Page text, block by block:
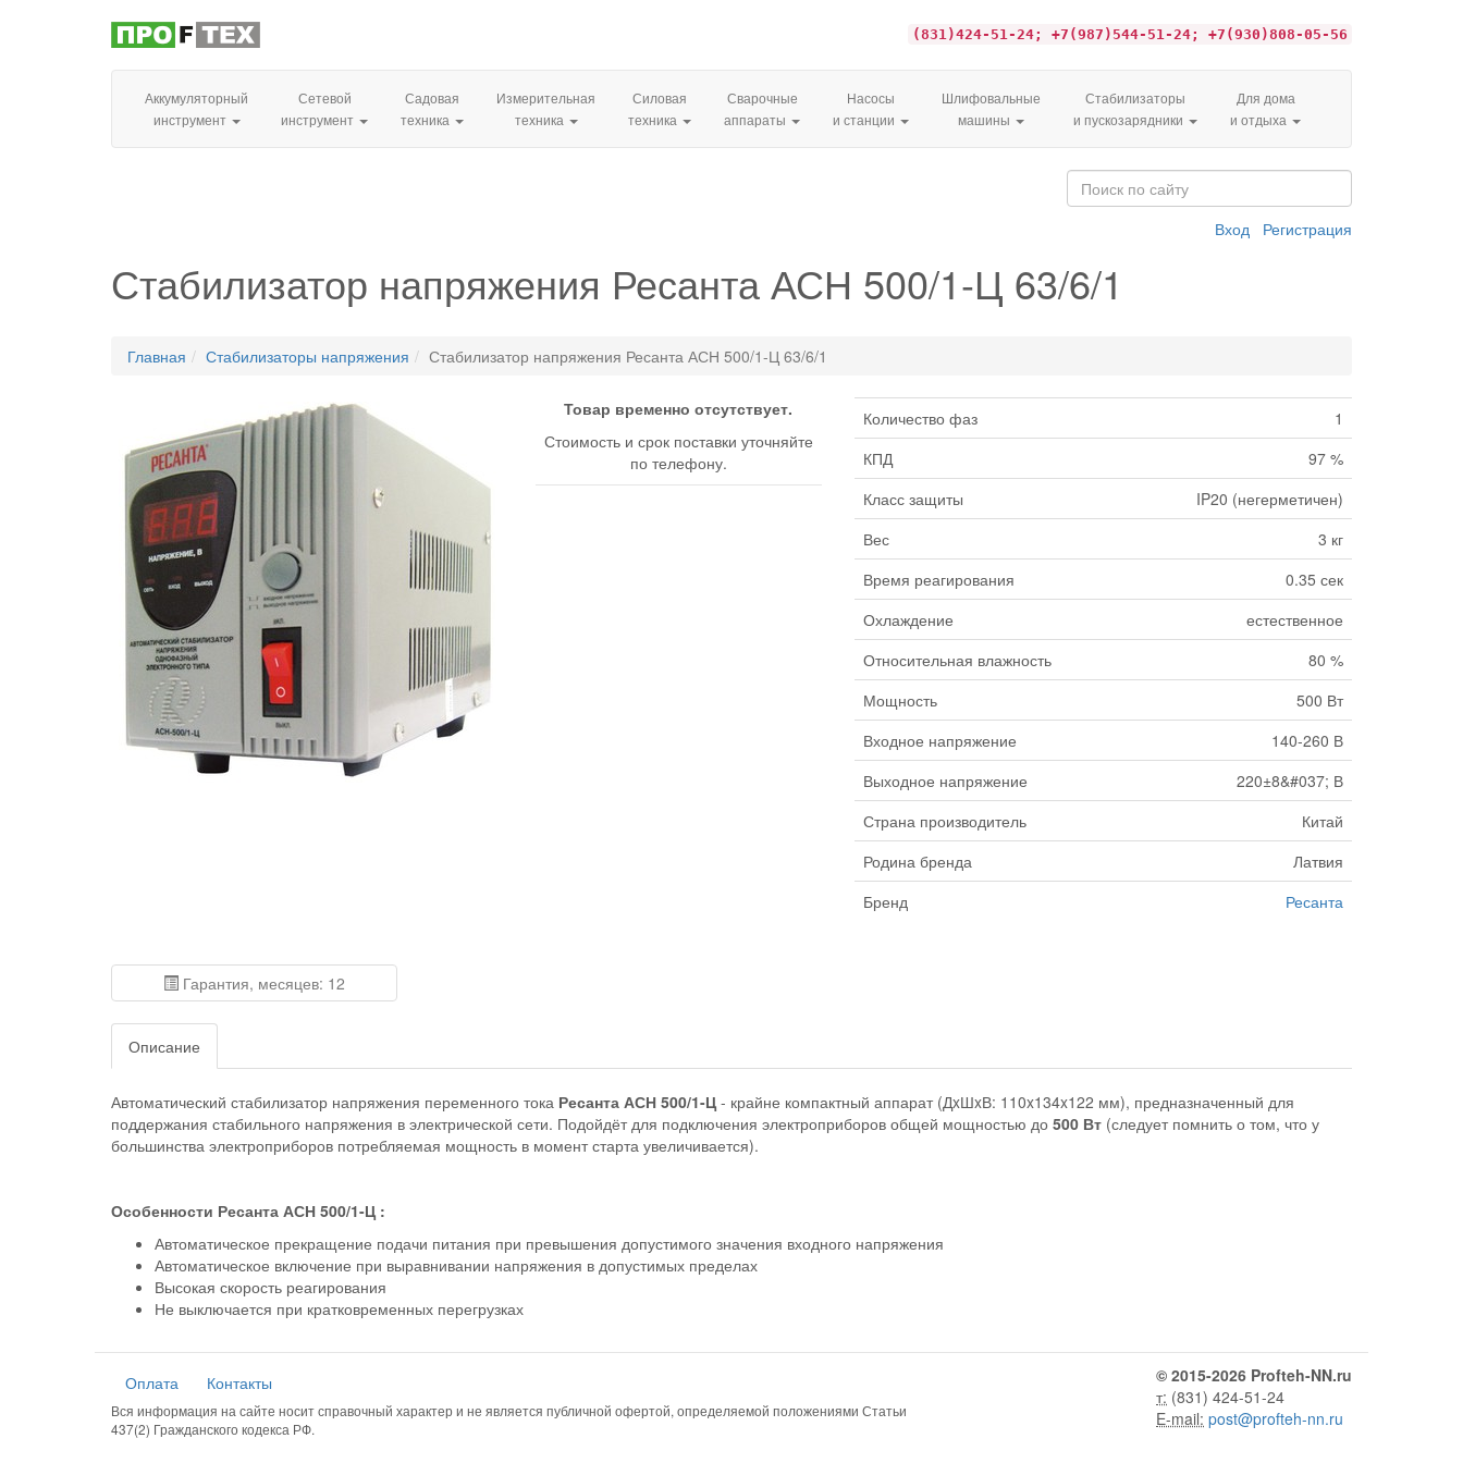
(831)424-51-24; +7(987)544-51-24; +7(930)808-05-56
Аккумуляторный
инструмент
Сетевой
инструмент
Садовая
техника
Измерительная
техника
Силовая
техника
Сварочные
аппараты
Насосы
и станции
Шлифовальные
машины
Стабилизаторы
и пускозарядники
Для дома
и отдыха
Вход Регистрация
Стабилизатор напряжения Ресанта АСН 500/1-Ц 63/6/1
Главная Стабилизаторы напряжения Стабилизатор напряжения Ресанта АСН 500/1-Ц 63/6/1
Товар временно отсутствует.
Стоимость и срок поставки уточняйте
по телефону.
Количество фаз
1
КПД
97 %
Класс защиты
IP20 (негерметичен)
Вес
3 кг
Время реагирования
0.35 сек
Охлаждение
естественное
Относительная влажность
80 %
Мощность
500 Вт
Входное напряжение
140-260 В
Выходное напряжение
220±8&#037; В
Страна производитель
Китай
Родина бренда
Латвия
Бренд
Ресанта
Гарантия, месяцев: 12
Описание
Автоматический стабилизатор напряжения переменного тока Ресанта АСН 500/1-Ц - крайне компактный аппарат (ДxШxВ: 110x134x122 мм), предназначенный для
поддержания стабильного напряжения в электрической сети. Подойдёт для подключения электроприборов общей мощностью до 500 Вт (следует помнить о том, что у
большинства электроприборов потребляемая мощность в момент старта увеличивается).
Особенности Ресанта АСН 500/1-Ц :
Автоматическое прекращение подачи питания при превышения допустимого значения входного напряжения
Автоматическое включение при выравнивании напряжения в допустимых пределах
Высокая скорость реагирования
Не выключается при кратковременных перегрузках
Оплата Контакты
Вся информация на сайте носит справочный характер и не является публичной офертой, определяемой положениями Статьи
437(2) Гражданского кодекса РФ.
© 2015-2026 Profteh-NN.ru
т: (831) 424-51-24
E-mail: post@profteh-nn.ru